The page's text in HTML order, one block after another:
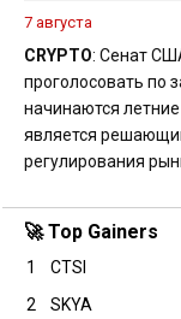
7 августа
CRYPTO: Сенат
проголосовать по
начинаются
является
регулирования
🚀 Top Gainers
1 CTSI
2
SKYA